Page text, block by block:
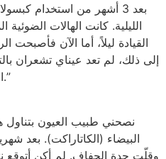
الليلية. كانت الهالات
القيادة ليلاً، أما الآن فأصبحت
الكمبيوتر. أنصح بهذا المنتج بشدة.”
البيضاء (الكاتاراكت). بعد
وقلّت حدة الجفاف. لم أكن أتوقع